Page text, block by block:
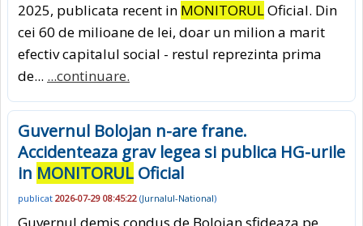
2025, publicata recent in MONITORULOficial. Din
cei 60 de milioane de lei, doar un milion a marit
efectiv capitalul social - restul reprezinta prima
de... ...continuare.
Guvernul Bolojan n-are frane.
Accidenteaza grav legea si publica HG-urile
in MONITORUL Oficial
publicat 2026-07-29 08:45:22 (Jurnalul-National)